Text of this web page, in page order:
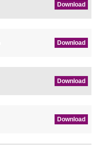
Download
Download
Download
Download